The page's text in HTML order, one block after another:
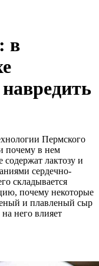
в
Пермского
почему в нем
лактозу и
сердечно-
складывается
почему некоторые
и плавленый сыр
него влияет